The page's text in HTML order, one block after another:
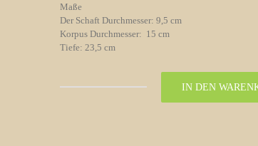
Maße
Der Schaft Durchmesser: 9,5 cm
Korpus Durchmesser: 15 cm
Tiefe: 23,5 cm
IN DEN